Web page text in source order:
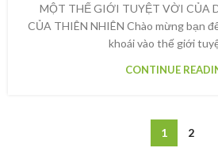
MỘT THẾ GIỚI TUYỆT VỜI CỦA
CỦA THIÊN NHIÊN Chào mừng bạn
khoái vào thế giới
CONTINUE
1 2